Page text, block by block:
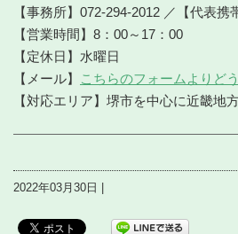
【事務所】072-294-2012 ／【代表携
【営業時間】8：00～17：00
【定休日】水曜日
【メール】
こちらのフォームよりど
【対応エリア】堺市を中心に近畿地
2022年03月30日 |